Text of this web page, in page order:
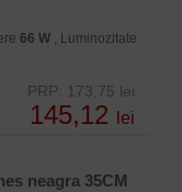
66 W , Luminozitate
PRP: 173,75 lei
145,12 lei
neagra 35CM